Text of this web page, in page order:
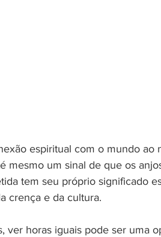
espiritual com o mundo ao
mesmo um sinal de que os
tem seu próprio significado
crença e da cultura.
ver horas iguais pode ser uma